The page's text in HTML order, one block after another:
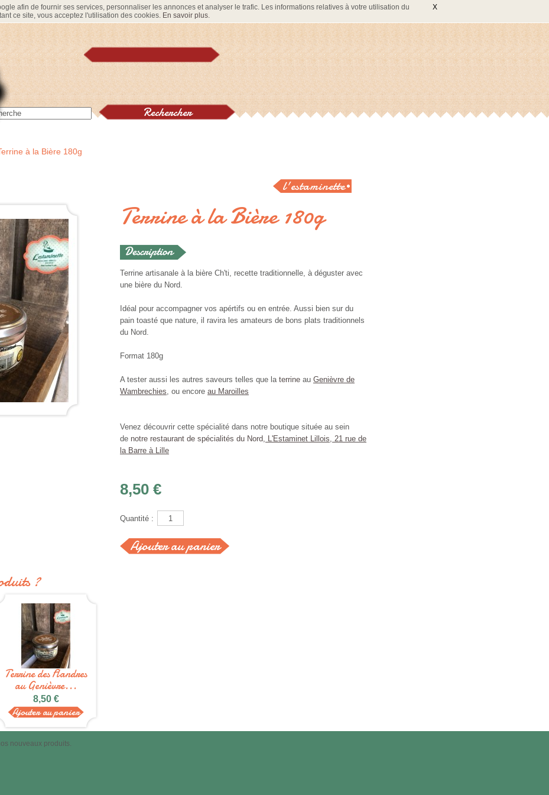
X
afin de fournir ses services, personnaliser les annonces et analyser le trafic. Les informations relatives à votre utilisation du
ce site, vous acceptez l'utilisation des cookies. En savoir plus.
l'estaminette
à la Bière 180g
Terrine à la Bière 180g
Terrine artisanale à la bière Ch'ti, recette traditionnelle, à déguster avec
une bière du Nord.
Idéal pour accompagner vos apértifs ou en entrée. Aussi bien sur du
pain toasté que nature, il ravira les amateurs de bons plats traditionnels
du Nord.
Format 180g
A tester aussi les autres saveurs telles que la terrine au Genièvre de
Wambrechies, ou encore au Maroilles
Venez découvrir cette spécialité dans notre boutique située au sein
de notre restaurant de spécialités du Nord, L'Estaminet Lillois, 21 rue de
la Barre à Lille
8,50 €
Quantité :
?
Terrine des Flandres
au Genièvre...
8,50 €
Ajouter au panier
nouveaux produits.